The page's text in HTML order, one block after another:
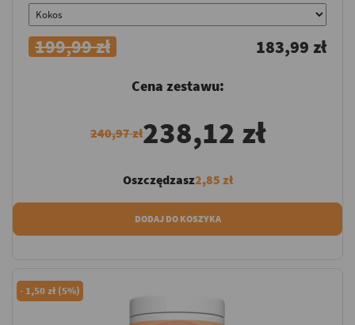
199,99 zł 183,99 zł
Cena zestawu:
240,97 zł238,12 zł
Oszczędzasz2,85 zł
DODAJ DO KOSZYKA
- 1,50 zł (5%)